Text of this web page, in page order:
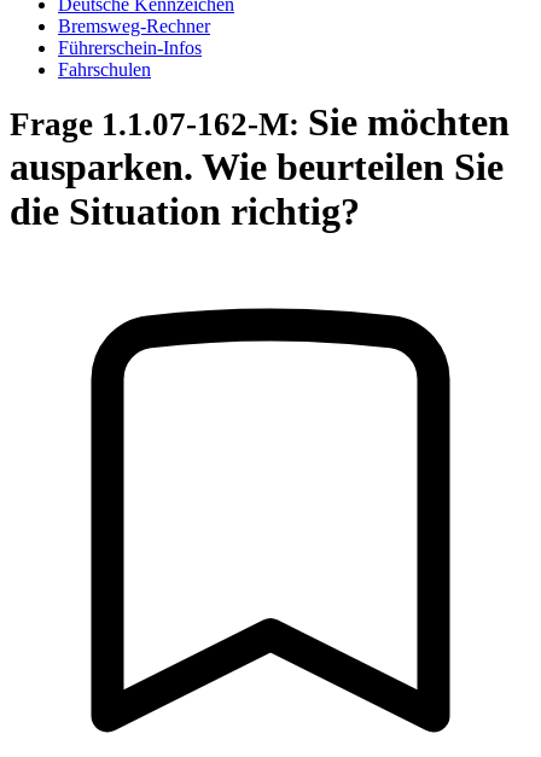
Deutsche Kennzeichen
Bremsweg-Rechner
Führerschein-Infos
Fahrschulen
Frage 1.1.07-162-M: Sie möchten
ausparken. Wie beurteilen Sie
die Situation richtig?